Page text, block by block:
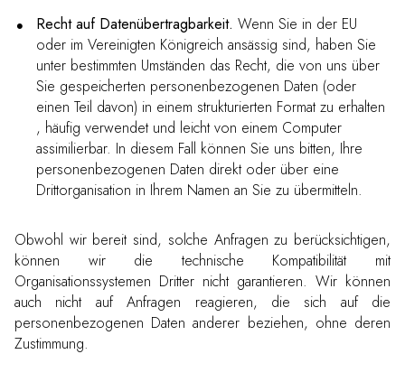
Recht auf Datenübertragbarkeit. Wenn Sie in der EU
oder im Vereinigten Königreich ansässig sind, haben Sie
unter bestimmten Umständen das Recht, die von uns über
Sie gespeicherten personenbezogenen Daten (oder
einen Teil davon) in einem strukturierten Format zu erhalten
, häufig verwendet und leicht von einem Computer
assimilierbar. In diesem Fall können Sie uns bitten, Ihre
personenbezogenen Daten direkt oder über eine
Drittorganisation in Ihrem Namen an Sie zu übermitteln.
Obwohl wir bereit sind, solche Anfragen zu berücksichtigen,
können wir die technische Kompatibilität mit
Organisationssystemen Dritter nicht garantieren. Wir können
auch nicht auf Anfragen reagieren, die sich auf die
personenbezogenen Daten anderer beziehen, ohne deren
Zustimmung.